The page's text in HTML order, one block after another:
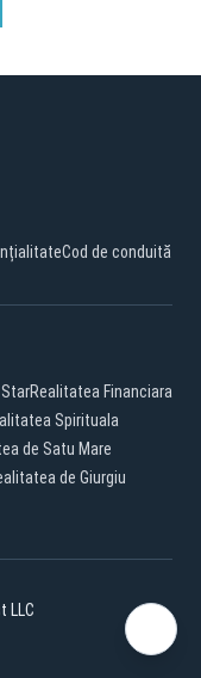
Cod de conduită
Realitatea Financiara
Spirituala
de Satu Mare
de Giurgiu
LLC